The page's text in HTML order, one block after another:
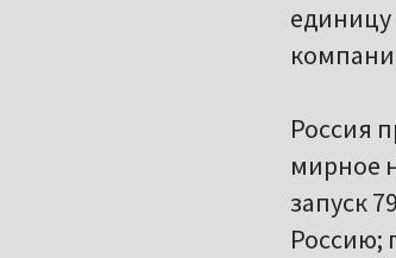
Россия
мирное
запуск
Россию;